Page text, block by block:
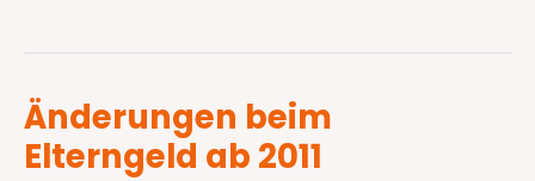
Änderungen beim
Elterngeld ab 2011
Änderungen
beim